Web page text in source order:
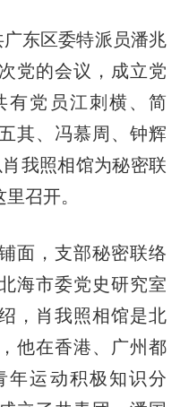
东区委特派员潘兆
党的会议，成立党
有党员江刺横、简
其、冯慕周、钟辉
我照相馆为秘密联
召开。
，支部秘密联络
海市委党史研究室
，肖我照相馆是北
他在香港、广州都
年运动积极知识分